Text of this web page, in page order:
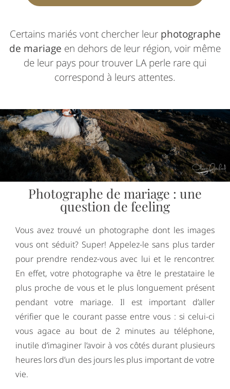
Certains mariés vont chercher leur photographe
de mariage en dehors de leur région, voir même
de leur pays pour trouver LA perle rare qui
correspond à leurs attentes.
Photographe de mariage : une
question de feeling
Vous avez trouvé un photographe dont les images
vous ont séduit? Super! Appelez-le sans plus tarder
pour prendre rendez-vous avec lui et le rencontrer.
En effet, votre photographe va être le prestataire le
plus proche de vous et le plus longuement présent
pendant votre mariage. Il est important d’aller
vérifier que le courant passe entre vous : si celui-ci
vous agace au bout de 2 minutes au téléphone,
inutile d’imaginer l’avoir à vos côtés durant plusieurs
heures lors d’un des jours les plus important de votre
vie.